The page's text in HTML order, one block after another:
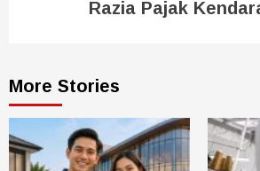
Razia Pajak
More Stories